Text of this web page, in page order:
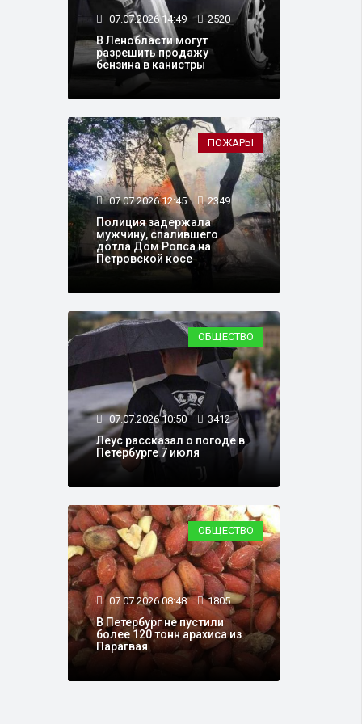
07.07.2026 14:49 2520
В Ленобласти могут
разрешить продажу
бензина в канистры
ПОЖАРЫ
07.07.2026 12:45 2349
Полиция задержала
мужчину, спалившего
дотла Дом Ропса на
Петровской косе
ОБЩЕСТВО
07.07.2026 10:50 3412
Леус рассказал о погоде в
Петербурге 7 июля
ОБЩЕСТВО
07.07.2026 08:48 1805
В Петербург не пустили
более 120 тонн арахиса из
Парагвая